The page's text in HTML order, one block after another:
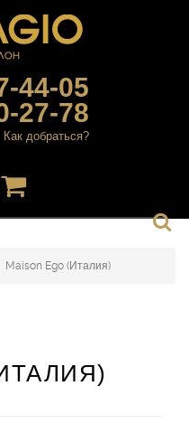
44-05
27-78
Как добраться?
Maison Ego (Италия)